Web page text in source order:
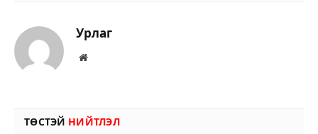
Урлаг
Вэбсайт
ТӨСТЭЙ НИЙТЛЭЛ